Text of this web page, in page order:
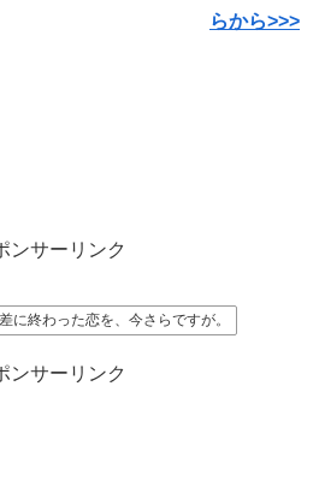
らから>>>
ンサーリンク
に終わった恋を、今さらですが。
ンサーリンク